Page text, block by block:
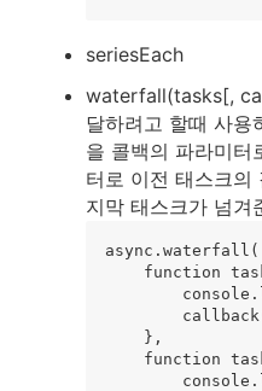
seriesEach
waterfall(tasks[,
달하려고 할때 사용
을 콜백의 파라미터
터로 이전 태스크
지막 태스크가 넘겨
function
    },
function